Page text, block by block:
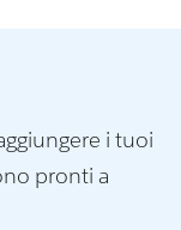
i tuoi
pronti a